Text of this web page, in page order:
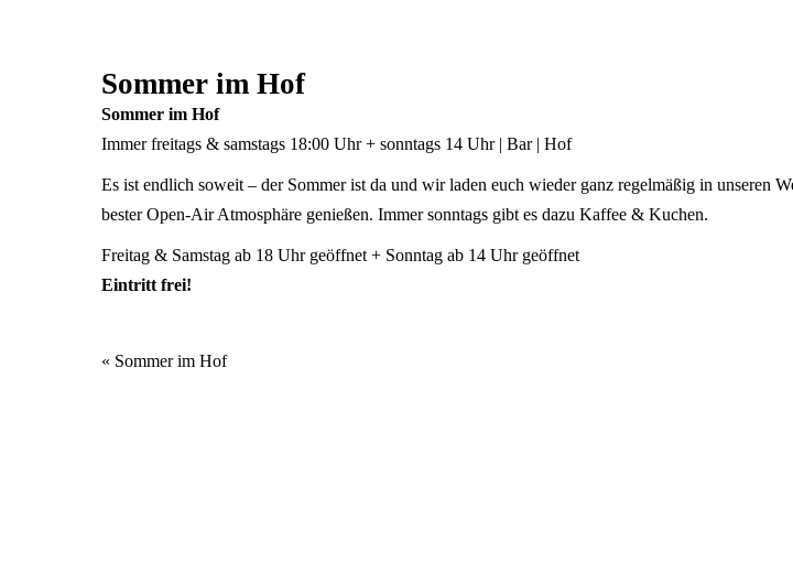
Sommer im Hof
Sommer im Hof
Immer freitags & samstags 18:00 Uhr + sonntags 14 Uhr | Bar | Hof
Es ist endlich soweit – der Sommer ist da und wir laden euch wieder ganz regelmäßig in unseren
bester Open-Air Atmosphäre genießen. Immer sonntags gibt es dazu Kaffee & Kuchen.
Freitag & Samstag ab 18 Uhr geöffnet + Sonntag ab 14 Uhr geöffnet
Eintritt frei!
Veranstaltung
« Sommer im Hof